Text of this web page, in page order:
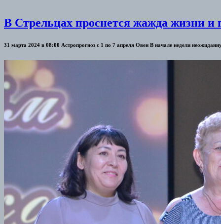
В Стрельцах проснется жажда жизни
31 марта 2024 в 08:00 Астропрогноз с 1 по 7 апреля Овен В начале недели